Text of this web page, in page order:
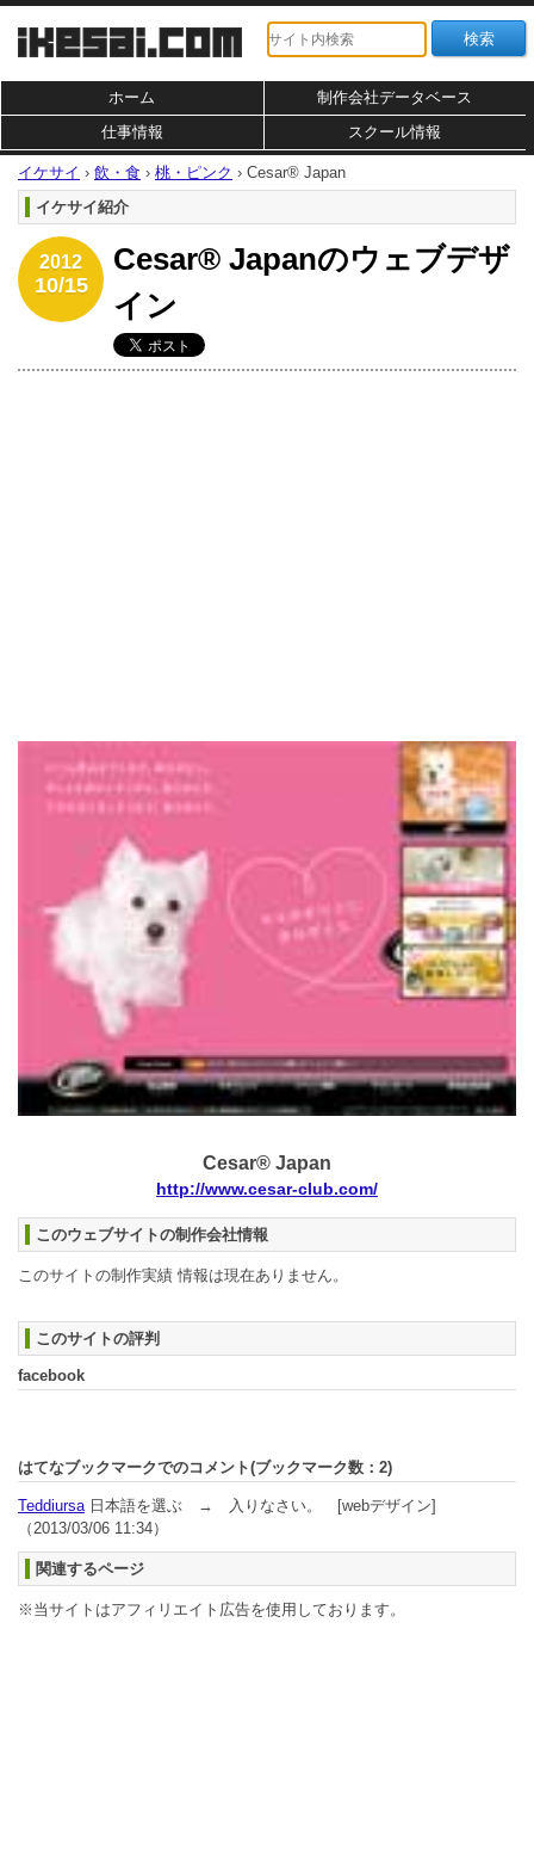
ホーム
制作会社データベース
仕事情報
スクール情報
イケサイ › 飲・食 › 桃・ピンク › Cesar® Japan
イケサイ紹介
2012
10/15
Cesar® Japanのウェブデザ
イン
Cesar® Japan
http://www.cesar-club.com/
このウェブサイトの制作会社情報
このサイトの制作実績 情報は現在ありません。
このサイトの評判
facebook
はてなブックマークでのコメント(ブックマーク数： 2)
Teddiursa日本語を選ぶ → 入りなさい。 [webデザイン]
（2013/03/06 11:34）
関連するページ
※当サイトはアフィリエイト広告を使用しております。